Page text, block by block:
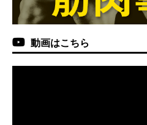
動画はこちら